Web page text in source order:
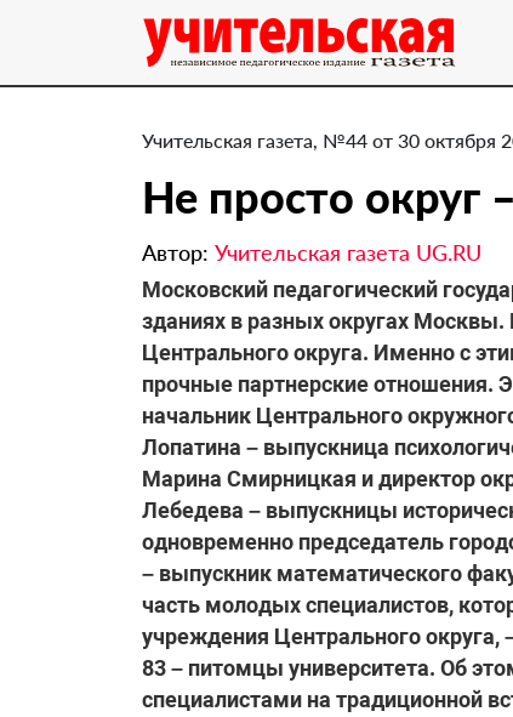
Учительская газета, №44 от 30 октября
Не просто округ
Автор: Учительская газета UG.RU
Московский педагогический
зданиях в разных округах Москвы.
Центрального округа. Именно с
прочные партнерские отношения.
начальник Центрального
Лопатина – выпускница
Марина Смирницкая и директор
Лебедева – выпускницы
одновременно председатель
– выпускник математического
часть молодых специалистов,
учреждения Центрального
83 – питомцы университета. Об
специалистами на традиционной